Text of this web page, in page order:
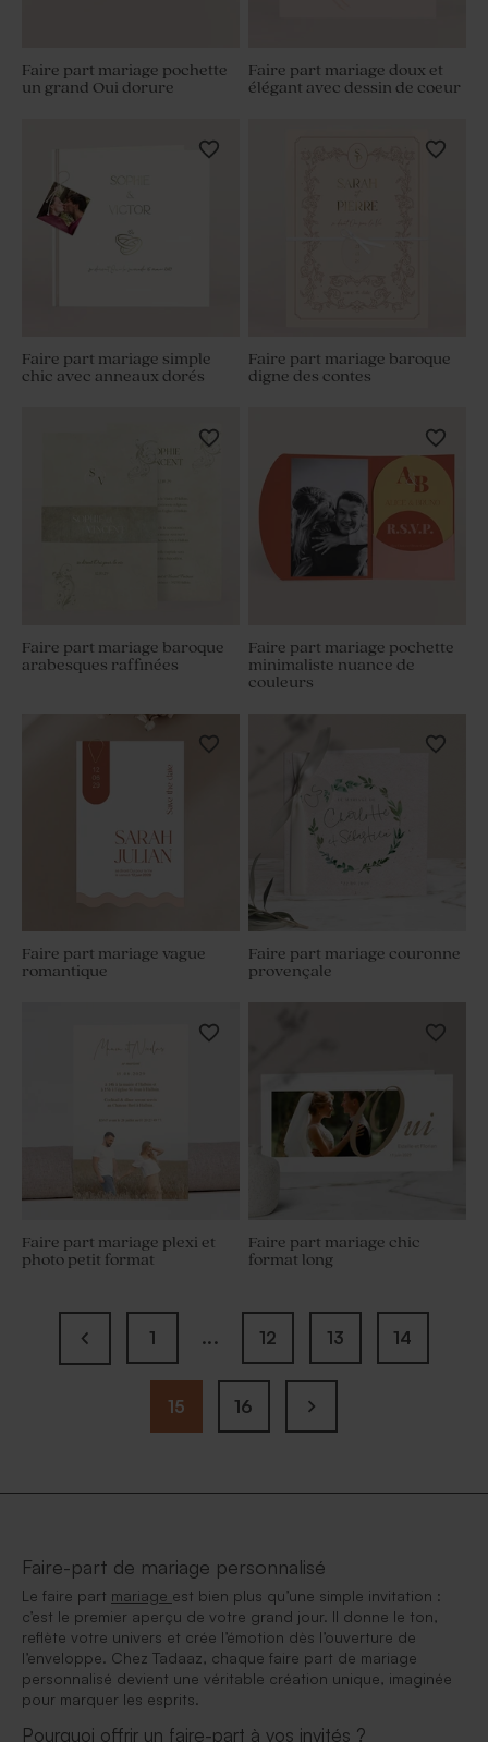
Faire part mariage pochette
un grand Oui dorure
Faire part mariage doux et
élégant avec dessin de coeur
Faire part mariage simple
chic avec anneaux dorés
Faire part mariage baroque
digne des contes
Faire part mariage baroque
arabesques raffinées
Faire part mariage pochette
minimaliste nuance de
couleurs
Faire part mariage vague
romantique
Faire part mariage couronne
provençale
Faire part mariage plexi et
photo petit format
Faire part mariage chic
format long
1 ... 12 13 14
15 16
Faire-part de mariage personnalisé
Le faire part mariage est bien plus qu’une simple invitation :
c’est le premier aperçu de votre grand jour. Il donne le ton,
reflète votre univers et crée l’émotion dès l’ouverture de
l’enveloppe. Chez Tadaaz, chaque faire part de mariage
personnalisé devient une véritable création unique, imaginée
pour marquer les esprits.
Pourquoi offrir un faire-part à vos invités ?